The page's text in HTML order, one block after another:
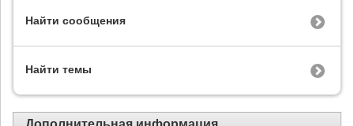
Найти сообщения
Найти темы